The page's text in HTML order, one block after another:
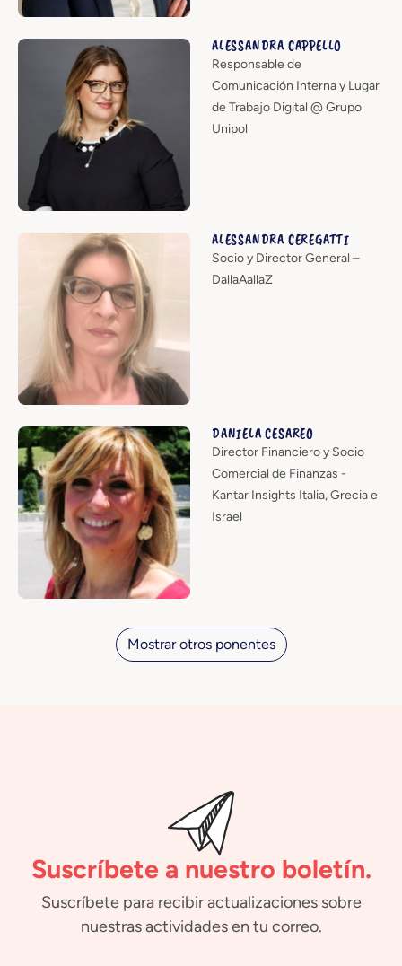
ALESSANDRA CAPPELLO
Responsable de
Comunicación Interna y Lugar
de Trabajo Digital @ Grupo
Unipol
ALESSANDRA CEREGATTI
Socio y Director General –
DallaAallaZ
DANIELA CESAREO
Director Financiero y Socio
Comercial de Finanzas -
Kantar Insights Italia, Grecia e
Israel
Mostrar otros ponentes
Suscríbete a nuestro boletín.
Suscríbete para recibir actualizaciones sobre
nuestras actividades en tu correo.